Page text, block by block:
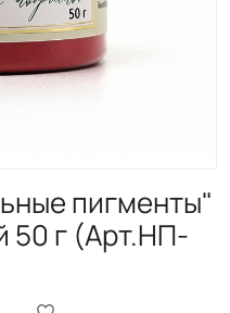
пигменты"
50 г (Арт.НП-